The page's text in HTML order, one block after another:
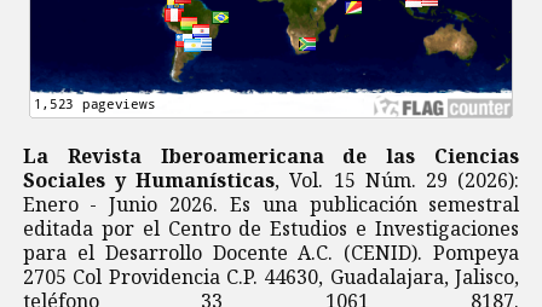
La Revista Iberoamericana de las Ciencias
Sociales y Humanísticas, Vol. 15 Núm. 29 (2026):
Enero - Junio 2026. Es una publicación semestral
editada por el Centro de Estudios e Investigaciones
para el Desarrollo Docente A.C. (CENID). Pompeya
2705 Col Providencia C.P. 44630, Guadalajara, Jalisco,
teléfono 33 1061 8187.